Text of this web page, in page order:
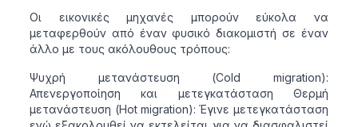
Οι εικονικές μηχανές μπορούν εύκολα να
μεταφερθούν από έναν φυσικό διακομιστή σε έναν
άλλο με τους ακόλουθους τρόπους:
Ψυχρή μετανάστευση (Cold migration):
Απενεργοποίηση και μετεγκατάσταση Θερμή
μετανάστευση (Hot migration): Έγινε μετεγκατάσταση